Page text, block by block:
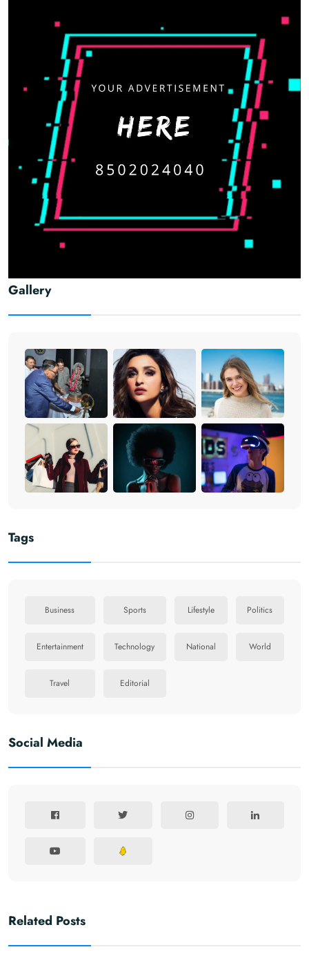
Gallery
Tags
Business Sports Lifestyle Politics
Entertainment Technology National World
Travel Editorial
Social Media
Related Posts